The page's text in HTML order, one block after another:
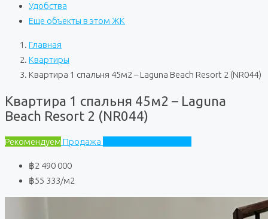
Удобства
Еще объекты в этом ЖК
Главная
Квартиры
Квартира 1 спальня 45м2 – Laguna Beach Resort 2 (NR044)
Квартира 1 спальня 45м2 – Laguna
Beach Resort 2 (NR044)
Рекомендуем Продажа
฿2 490 000
฿55 333/м2